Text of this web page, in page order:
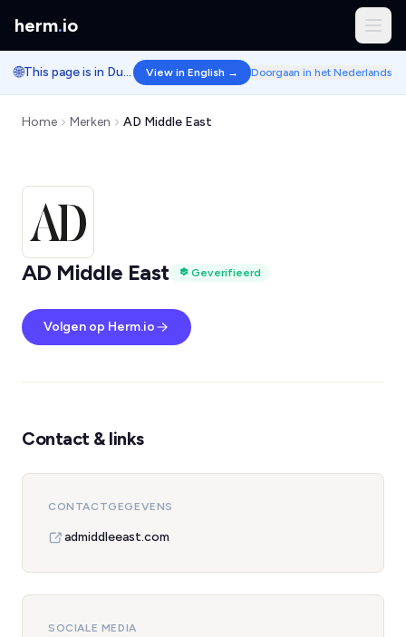
herm.io
🌐 This page is in Dutch. View in English → Doorgaan in het Nederlands
Home Merken AD Middle East
AD Middle East Geverifieerd
Volgen op Herm.io
Contact & links
CONTACTGEGEVENS
admiddleeast.com
SOCIALE MEDIA